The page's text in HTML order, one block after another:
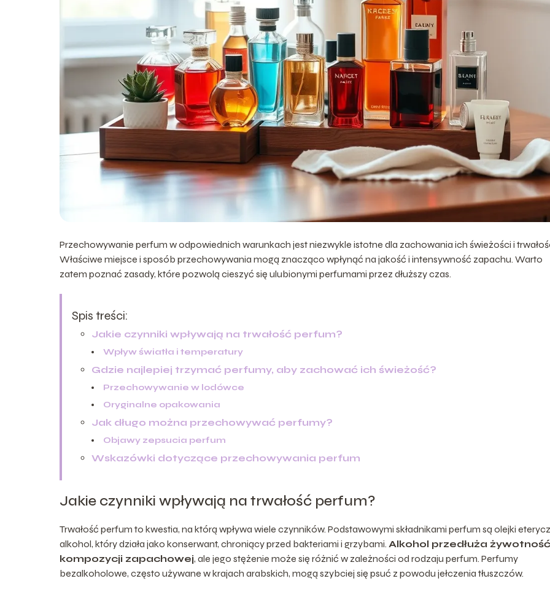
Przechowywanie perfum w odpowiednich warunkach jest niezwykle istotne dla zachowania ich świeżości i
Właściwe miejsce i sposób przechowywania mogą znacząco wpłynąć na jakość i intensywność zapachu. Warto
zatem poznać zasady, które pozwolą cieszyć się ulubionymi perfumami przez dłuższy czas.
Spis treści:
Jakie czynniki wpływają na trwałość perfum?
Wpływ światła i temperatury
Gdzie najlepiej trzymać perfumy, aby zachować ich świeżość?
Przechowywanie w lodówce
Oryginalne opakowania
Jak długo można przechowywać perfumy?
Objawy zepsucia perfum
Wskazówki dotyczące przechowywania perfum
Jakie czynniki wpływają na trwałość perfum?
Trwałość perfum to kwestia, na którą wpływa wiele czynników. Podstawowymi składnikami perfum są olejki
alkohol, który działa jako konserwant, chroniący przed bakteriami i grzybami. Alkohol przedłuża żywotność
kompozycji zapachowej, ale jego stężenie może się różnić w zależności od rodzaju perfum. Perfumy
bezalkoholowe, często używane w krajach arabskich, mogą szybciej się psuć z powodu jełczenia tłuszczów.